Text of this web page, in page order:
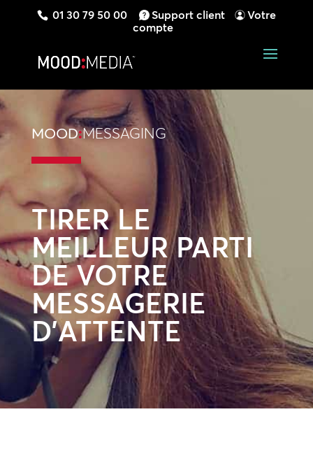
01 30 79 50 00 Support client
Votre
compte
MOOD:MESSAGING
TIRER LE
MEILLEUR PARTI
DE VOTRE
MESSAGERIE
D’ATTENTE